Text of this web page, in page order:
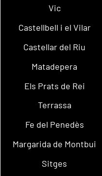
Vic
Castellbell i el Vilar
Castellar del Riu
Matadepera
Els Prats de Rei
Terrassa
Fe del Penedès
Margarida de Montbui
Sitges